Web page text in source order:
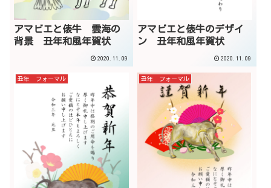
アマビエと俵牛 雲海の
背景 丑年和風年賀状
2020.11.09
アマビエと俵牛のデザイ
ン 丑年和風年賀状
2020.11.09
丑年 フォーマル 丑年 フォーマル